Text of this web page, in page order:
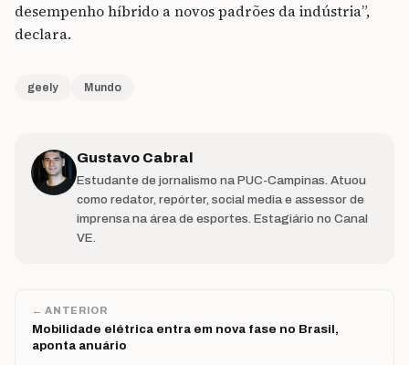
desempenho híbrido a novos padrões da indústria”,
declara.
geely Mundo
Gustavo Cabral
Estudante de jornalismo na PUC-Campinas. Atuou
como redator, repórter, social media e assessor de
imprensa na área de esportes. Estagiário no Canal
VE.
← ANTERIOR
Mobilidade elétrica entra em nova fase no Brasil,
aponta anuário